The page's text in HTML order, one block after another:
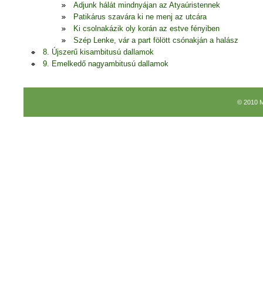
Adjunk hálát mindnyájan az Atyaúristennek
Patikárus szavára ki ne menj az utcára
Ki csolnakázik oly korán az estve fényiben
Szép Lenke, vár a part fölött csónakján a halász
8. Újszerű kisambitusú dallamok
9. Emelkedő nagyambitusú dallamok
© 2010